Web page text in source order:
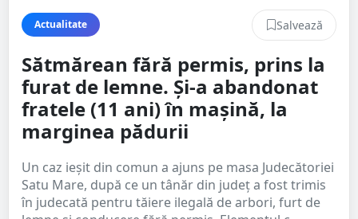
Actualitate Salvează
Sătmărean fără permis, prins la
furat de lemne. Și-a abandonat
fratele (11 ani) în mașină, la
marginea pădurii
Un caz ieșit din comun a ajuns pe masa Judecătoriei
Satu Mare, după ce un tânăr din județ a fost trimis
în judecată pentru tăiere ilegală de arbori, furt de